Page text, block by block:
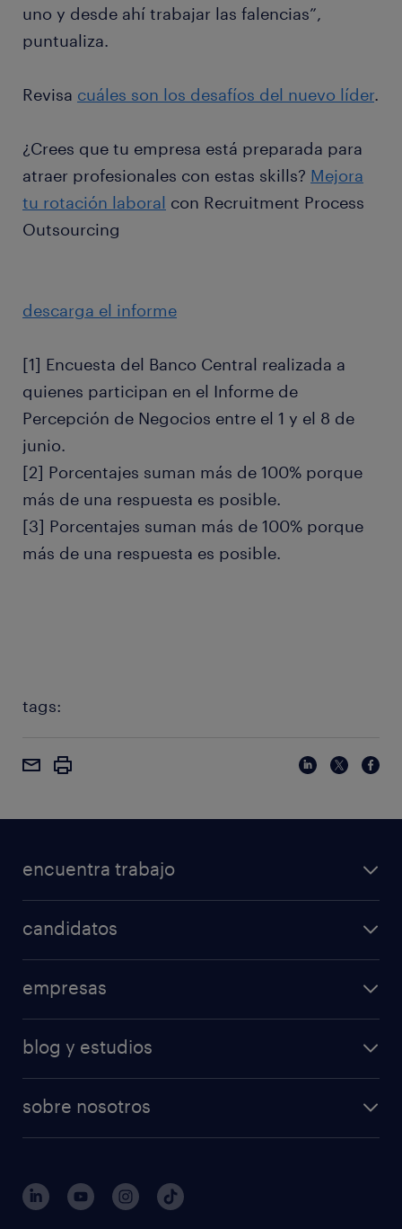
uno y desde ahí trabajar las falencias”,
puntualiza.
Revisa cuáles son los desafíos del nuevo líder.
¿Crees que tu empresa está preparada para
atraer profesionales con estas skills? Mejora
tu rotación laboral con Recruitment Process
Outsourcing
descarga el informe
[1] Encuesta del Banco Central realizada a
quienes participan en el Informe de
Percepción de Negocios entre el 1 y el 8 de
junio.
[2] Porcentajes suman más de 100% porque
más de una respuesta es posible.
[3] Porcentajes suman más de 100% porque
más de una respuesta es posible.
tags:
encuentra trabajo
candidatos
empresas
blog y estudios
sobre nosotros